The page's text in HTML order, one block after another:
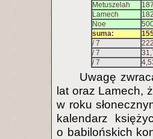
Metuszelah
Lamech
Noe
suma:
/ 7
/ 7
/ 7
Uwagę
lat oraz Lamech,
w roku
kalendarz
o babilońskich